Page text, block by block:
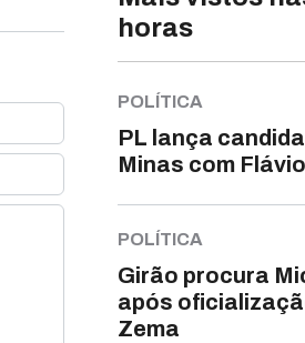
horas
POLÍTICA
PL lança
Minas com
POLÍTICA
Girão procura
após
Zema